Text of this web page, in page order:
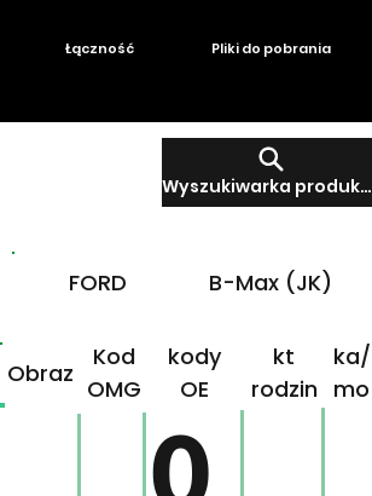
Wyszukiwarka produktów
Łączność Pliki do pobrania
Obraz
Kod
OMG
kody
OE
kt
rodzin
ka/
mo
0
FORD B-Max (JK)